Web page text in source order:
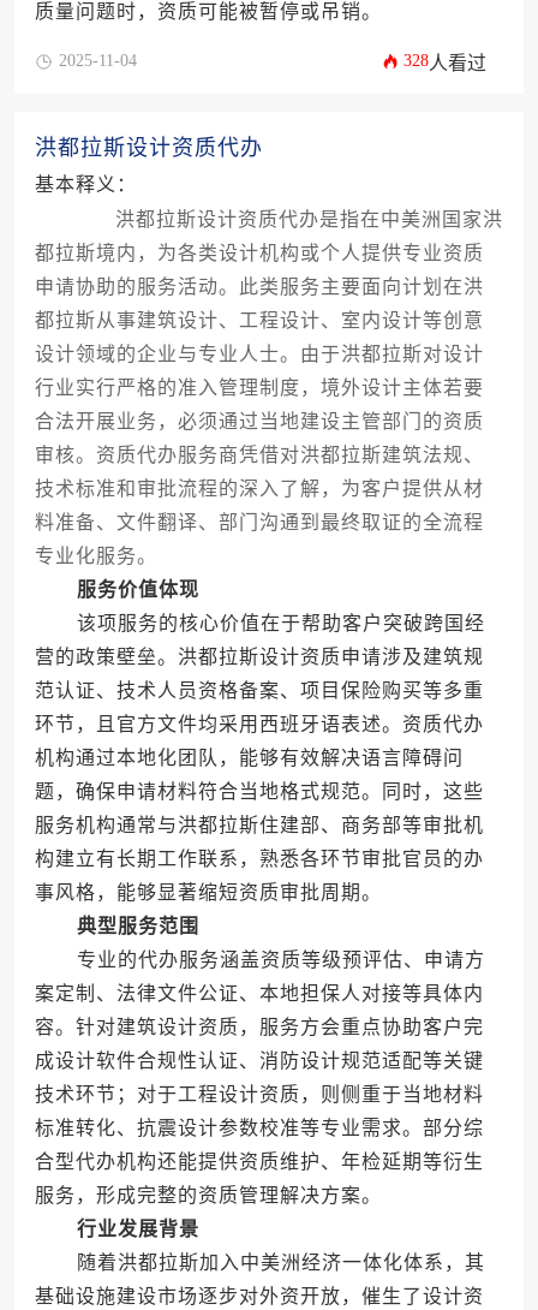
质量问题时，资质可能被暂停或吊销。
2025-11-04 328人看过
洪都拉斯设计资质代办
基本释义：
洪都拉斯设计资质代办是指在中美洲国家洪
都拉斯境内，为各类设计机构或个人提供专业资质
申请协助的服务活动。此类服务主要面向计划在洪
都拉斯从事建筑设计、工程设计、室内设计等创意
设计领域的企业与专业人士。由于洪都拉斯对设计
行业实行严格的准入管理制度，境外设计主体若要
合法开展业务，必须通过当地建设主管部门的资质
审核。资质代办服务商凭借对洪都拉斯建筑法规、
技术标准和审批流程的深入了解，为客户提供从材
料准备、文件翻译、部门沟通到最终取证的全流程
专业化服务。
服务价值体现
该项服务的核心价值在于帮助客户突破跨国经
营的政策壁垒。洪都拉斯设计资质申请涉及建筑规
范认证、技术人员资格备案、项目保险购买等多重
环节，且官方文件均采用西班牙语表述。资质代办
机构通过本地化团队，能够有效解决语言障碍问
题，确保申请材料符合当地格式规范。同时，这些
服务机构通常与洪都拉斯住建部、商务部等审批机
构建立有长期工作联系，熟悉各环节审批官员的办
事风格，能够显著缩短资质审批周期。
典型服务范围
专业的代办服务涵盖资质等级预评估、申请方
案定制、法律文件公证、本地担保人对接等具体内
容。针对建筑设计资质，服务方会重点协助客户完
成设计软件合规性认证、消防设计规范适配等关键
技术环节；对于工程设计资质，则侧重于当地材料
标准转化、抗震设计参数校准等专业需求。部分综
合型代办机构还能提供资质维护、年检延期等衍生
服务，形成完整的资质管理解决方案。
行业发展背景
随着洪都拉斯加入中美洲经济一体化体系，其
基础设施建设市场逐步对外资开放，催生了设计资